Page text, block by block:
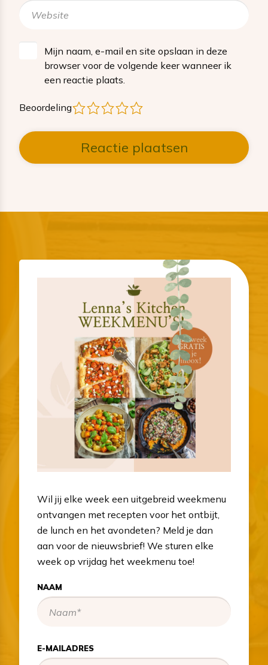
Mijn naam, e-mail en site opslaan in deze
browser voor de volgende keer wanneer ik
een reactie plaats.
Beoordeling 4
3
2
1
Wil jij elke week een uitgebreid weekmenu
ontvangen met recepten voor het ontbijt,
de lunch en het avondeten? Meld je dan
aan voor de nieuwsbrief! We sturen elke
week op vrijdag het weekmenu toe!
NAAM
E-MAILADRES